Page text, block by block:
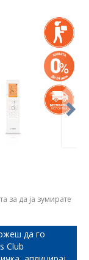
за да ја зумирате
да го
Club